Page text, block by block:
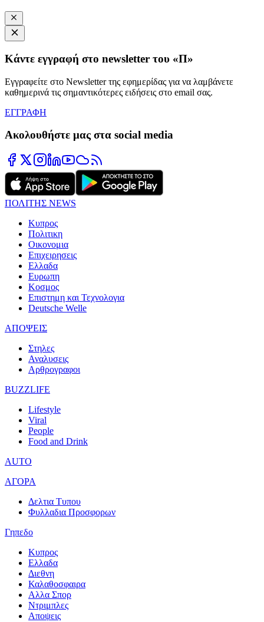
Κάντε εγγραφή στο newsletter του «Π»
Εγγραφείτε στο Newsletter της εφημερίδας για να λαμβάνετε
καθημερινά τις σημαντικότερες ειδήσεις στο email σας.
ΕΓΓΡΑΦΗ
Ακολουθήστε μας στα social media
ΠΟΛΙΤΗΣ NEWS
Κυπρος
Πολιτικη
Οικονομια
Επιχειρησεις
Ελλαδα
Ευρωπη
Κοσμος
Επιστημη και Τεχνολογια
Deutsche Welle
ΑΠΟΨΕΙΣ
Στηλες
Αναλυσεις
Αρθρογραφοι
BUZZLIFE
Lifestyle
Viral
People
Food and Drink
AUTO
ΑΓΟΡΑ
Δελτια Τυπου
Φυλλαδια Προσφορων
Γηπεδο
Κυπρος
Ελλαδα
Διεθνη
Καλαθοσφαιρα
Αλλα Σπορ
Ντριμπλες
Αποψεις